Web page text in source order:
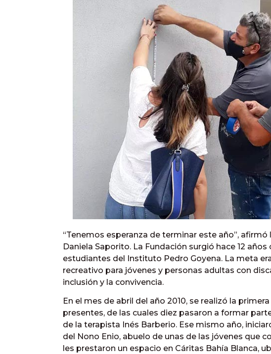
“Tenemos esperanza de terminar este año”,
Daniela Saporito. La Fundación surgió hace 12
estudiantes del Instituto Pedro Goyena. La meta
recreativo para jóvenes y personas adultas con
inclusión y la convivencia.
En el mes de abril del año 2010, se realizó la
presentes, de las cuales diez pasaron a formar
de la terapista Inés Barberio. Ese mismo año,
del Nono Enio, abuelo de unas de las jóvenes que
les prestaron un espacio en Cáritas Bahía Blanca,